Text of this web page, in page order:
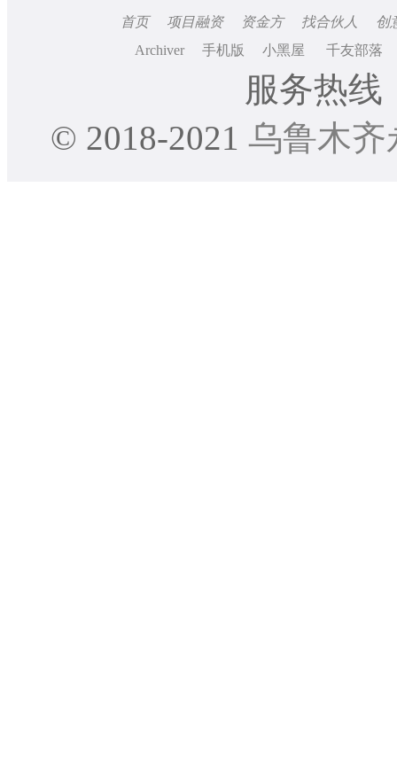
首页 项目融资 资金方 找合伙人
创
Archiver
手机版 小黑屋 千友部落
服务热线
© 2018-2021 乌鲁木齐